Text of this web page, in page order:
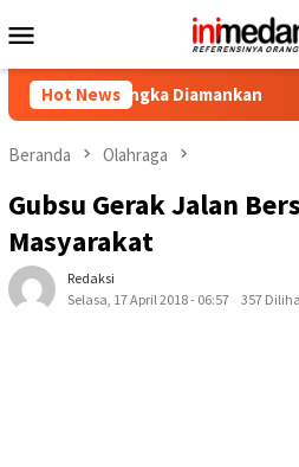
ke
Mobile
Hot News
Diamankan Satgas
Beranda Olahraga
Gubsu Gerak Jalan
Masyarakat
Redaksi
Selasa, 17 April 2018 - 06:57
357